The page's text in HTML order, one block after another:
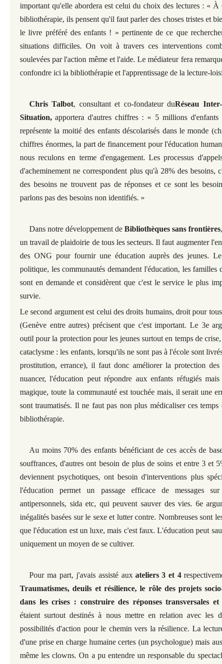
important qu'elle abordera est celui du choix des lectures : « À
bibliothérapie, ils pensent qu'il faut parler des choses tristes et
le livre préféré des enfants ! » pertinente de ce que
situations difficiles. On voit à travers ces interventions
soulevées par l'action même et l'aide. Le médiateur fera
confondre ici la bibliothérapie et l'apprentissage de la lecture-
Chris Talbot, consultant et co-fondateur duRéseau
Situation, apportera d'autres chiffres : « 5 millions
représente la moitié des enfants déscolarisés dans le monde
chiffres énormes, la part de financement pour l'éducation
nous reculons en terme d'engagement. Les processus
d'acheminement ne correspondent plus qu'à 28% des besoins,
des besoins ne trouvent pas de réponses et ce sont les
parlons pas des besoins non identifiés. »
Dans notre développement de Bibliothèques sans frontières
un travail de plaidoirie de tous les secteurs. Il faut augmenter
des ONG pour fournir une éducation auprès des jeunes.
politique, les communautés demandent l'éducation, les familles
sont en demande et considèrent que c'est le service le plus
survie.
Le second argument est celui des droits humains, droit pour
(Genève entre autres) précisent que c'est important. Le 3e
outil pour la protection pour les jeunes surtout en temps de
cataclysme : les enfants, lorsqu'ils ne sont pas à l'école sont
prostitution, errance), il faut donc améliorer la protection des
nuancer, l'éducation peut répondre aux enfants réfugiés
magique, toute la communauté est touchée mais, il serait une
sont traumatisés. Il ne faut pas non plus médicaliser ces
bibliothérapie.
Au moins 70% des enfants bénéficiant de ces accès de
souffrances, d'autres ont besoin de plus de soins et entre 3 et
deviennent psychotiques, ont besoin d'interventions plus
l'éducation permet un passage efficace de messages
antipersonnels, sida etc, qui peuvent sauver des vies. 6e
inégalités basées sur le sexe et lutter contre. Nombreuses sont
que l'éducation est un luxe, mais c'est faux. L'éducation peut
uniquement un moyen de se cultiver.
Pour ma part, j'avais assisté aux ateliers 3 et 4
Traumatismes, deuils et résilience, le rôle des projets
dans les crises : construire des réponses transversales et
étaient surtout destinés à nous mettre en relation avec les
possibilités d'action pour le chemin vers la résilience. La
d'une prise en charge humaine certes (un psychologue) mais
même les clowns. On a pu entendre un responsable du